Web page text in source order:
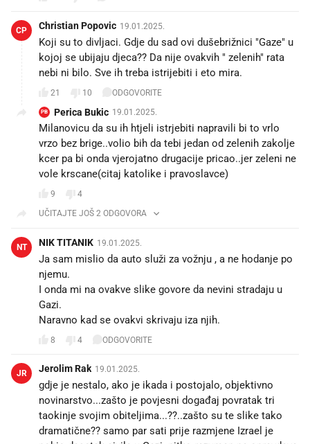
CP Christian Popovic 19.01.2025.
Koji su to divljaci. Gdje du sad ovi dušebrižnici "Gaze" u
kojoj se ubijaju djeca?? Da nije ovakvih " zelenih" rata
nebi ni bilo. Sve ih treba istrijebiti i eto mira.
21 10 ODGOVORITE
PB Perica Bukic 19.01.2025.
Milanovicu da su ih htjeli istrjebiti napravili bi to vrlo
vrzo bez brige..volio bih da tebi jedan od zelenih zakolje
kcer pa bi onda vjerojatno drugacije pricao..jer zeleni ne
vole krscane(citaj katolike i pravoslavce)
9
4
UČITAJTE JOŠ 2 ODGOVORA
NT NIK TITANIK 19.01.2025.
Ja sam mislio da auto služi za vožnju , a ne hodanje po
njemu.
I onda mi na ovakve slike govore da nevini stradaju u
Gazi.
Naravno kad se ovakvi skrivaju iza njih.
8 4 ODGOVORITE
JR Jerolim Rak 19.01.2025.
gdje je nestalo, ako je ikada i postojalo, objektivno
novinarstvo...zašto je povjesni događaj povratak tri
taokinje svojim obiteljima...??..zašto su te slike tako
dramatične?? samo par sati prije razmjene Izrael je